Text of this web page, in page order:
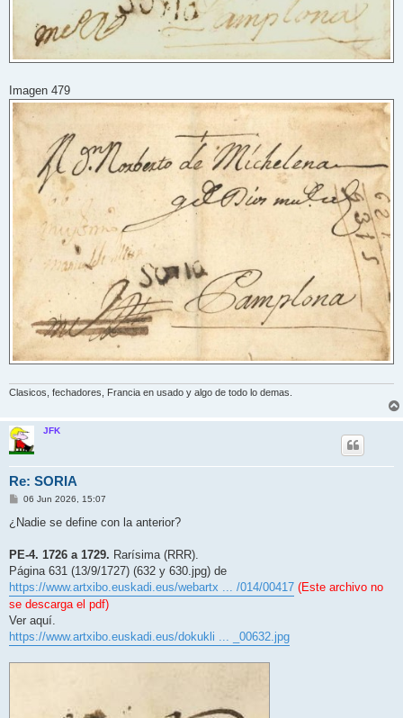
Imagen 479
Clasicos, fechadores, Francia en usado y algo de todo lo demas.
JFK
Re: SORIA
M
n
j
06 Jun 2026, 15:07
¿Nadie se define con la anterior?
PE-4. 1726 a 1729. Rarísima (RRR).
Página 631 (13/9/1727) (632 y 630.jpg) de
https://www.artxibo.euskadi.eus/webartx ... /014/00417 (Este archivo no
se descarga el pdf)
Ver aquí.
https://www.artxibo.euskadi.eus/dokukli ... _00632.jpg